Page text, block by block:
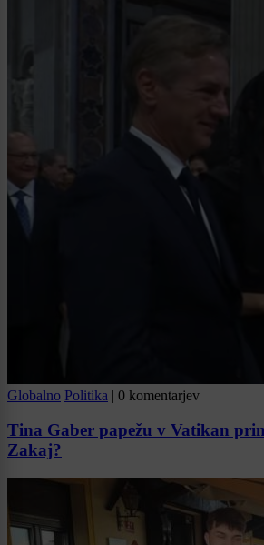
Globalno Politika | 0 komentarjev
Tina Gaber papežu v Vatikan
Zakaj?